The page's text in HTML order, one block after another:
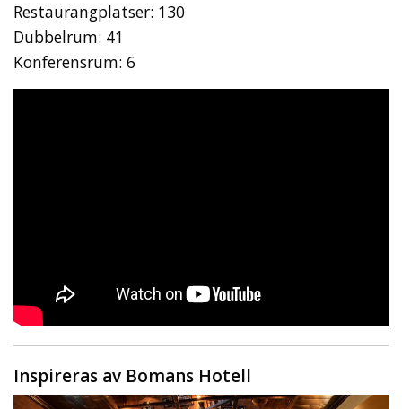
Restaurangplatser: 130
Dubbelrum: 41
Konferensrum: 6
Inspireras av Bomans Hotell